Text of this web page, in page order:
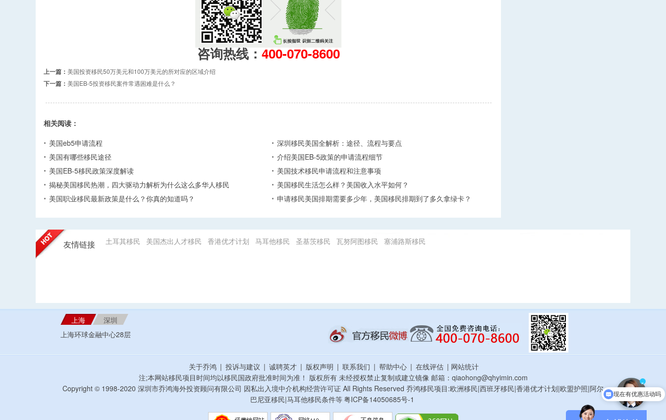
咨询热线： 400-070-8600
上一篇： 美国投资移民50万美元和100万美元的所对应的区域介绍
下一篇： 美国EB-5投资移民案件常遇困难是什么？
相关阅读：
美国eb5申请流程
深圳移民美国全解析：途径、流程与要点
美国有哪些移民途径
介绍美国EB-5政策的申请流程细节
美国EB-5移民政策深度解读
美国技术移民申请流程和注意事项
揭秘美国移民热潮，四大驱动力解析为什么这么多华人移民
美国移民生活怎么样？美国收入水平如何？
美国职业移民最新政策是什么？你真的知道吗？
申请移民美国排期需要多少年，美国移民排期到了多久拿绿卡？
友情链接 土耳其移民 美国杰出人才移民 香港优才计划 马耳他移民 圣基茨移民 瓦努阿图移民 塞浦路斯移民
上海
深圳
上海环球金融中心28层
关于乔鸿 | 投诉与建议 | 诚聘英才 | 版权声明 | 联系我们 | 帮助中心 | 在线评估 | 网站统计
注;本网站移民项目时间均以移民国政府批准时间为准！ 版权所有 未经授权禁止复制或建立镜像 邮箱：qiaohong@qhyimin.com
Copyright © 1998-2020 深圳市乔鸿海外投资顾问有限公司 因私出入境中介机构经营许可证 All Rights Reserved 乔鸿移民项目:欧洲移民|西班牙移民|香港优才计划|欧盟护照|阿尔
巴尼亚移民|马耳他移民条件等粤ICP备14050685号-1
×
可以介绍下你们的产品么
现在有优惠活动吗